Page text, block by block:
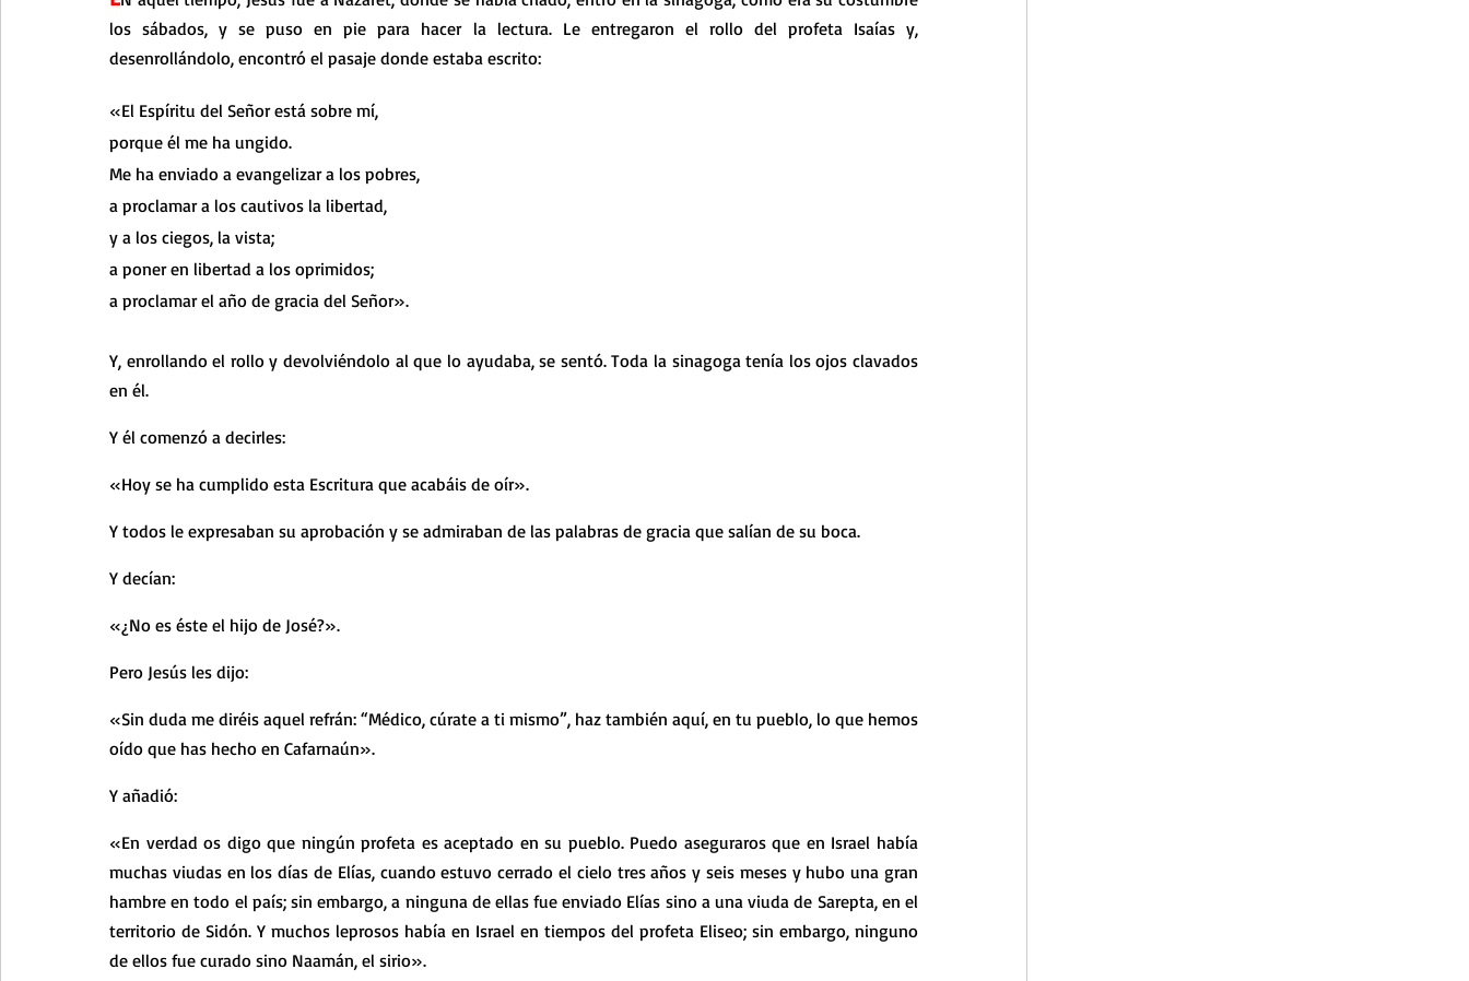
Taller de oración con los Salmos Retiro Adviento - Navidad
Meditaciones Semana Santa 2023
Vídeos de familia Evangelio Dominical. Año B
los sábados, y se puso en pie para hacer la lectura. Le entregaron el rollo del profeta Isaías y,
desenrollándolo, encontró el pasaje donde estaba escrito:
«El Espíritu del Señor está sobre mí,
porque él me ha ungido.
Me ha enviado a evangelizar a los pobres,
a proclamar a los cautivos la libertad,
y a los ciegos, la vista;
a poner en libertad a los oprimidos;
a proclamar el año de gracia del Señor».
Y, enrollando el rollo y devolviéndolo al que lo ayudaba, se sentó. Toda la sinagoga tenía los ojos clavados
en él.
Y él comenzó a decirles:
«Hoy se ha cumplido esta Escritura que acabáis de oír».
Y todos le expresaban su aprobación y se admiraban de las palabras de gracia que salían de su boca.
Y decían:
«¿No es éste el hijo de José?».
Pero Jesús les dijo:
«Sin duda me diréis aquel refrán: “Médico, cúrate a ti mismo”, haz también aquí, en tu pueblo, lo que hemos
oído que has hecho en Cafarnaún».
Y añadió:
«En verdad os digo que ningún profeta es aceptado en su pueblo. Puedo aseguraros que en Israel había
muchas viudas en los días de Elías, cuando estuvo cerrado el cielo tres años y seis meses y hubo una gran
hambre en todo el país; sin embargo, a ninguna de ellas fue enviado Elías sino a una viuda de Sarepta, en el
territorio de Sidón. Y muchos leprosos había en Israel en tiempos del profeta Eliseo; sin embargo, ninguno
de ellos fue curado sino Naamán, el sirio».